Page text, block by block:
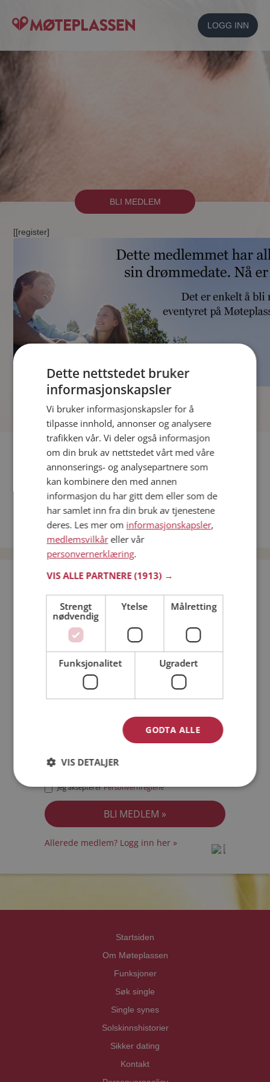
LOGG INN
BLI MEDLEM
[[register]
Fler single
Andre single fra Stryn
Menn fra Stryn
Date kvinner i Norge
Date menn i Norge
Bli medlem gratis!
Jeg er en:
Jeg akseptererPersonvernreglene
Allerede medlem? Logg inn her »
Startsiden
Om Møteplassen
Funksjoner
Søk single
Single synes
Solskinnshistorier
Sikker dating
Kontakt
Dette nettstedet bruker
informasjonskapsler
Vi bruker informasjonskapsler for å
tilpasse innhold, annonser og analysere
trafikken vår. Vi deler også informasjon
om din bruk av nettstedet vårt med våre
annonserings- og analysepartnere som
kan kombinere den med annen
informasjon du har gitt dem eller som de
har samlet inn fra din bruk av tjenestene
deres. Les mer om informasjonskapsler,
medlemsvilkåreller vår
personvernerklæring.
VIS ALLE PARTNERE(1913) →
Strengt
nødvendig
Ytelse Målretting
Funksjonalitet Ugradert
GODTA ALLE
VIS DETALJER